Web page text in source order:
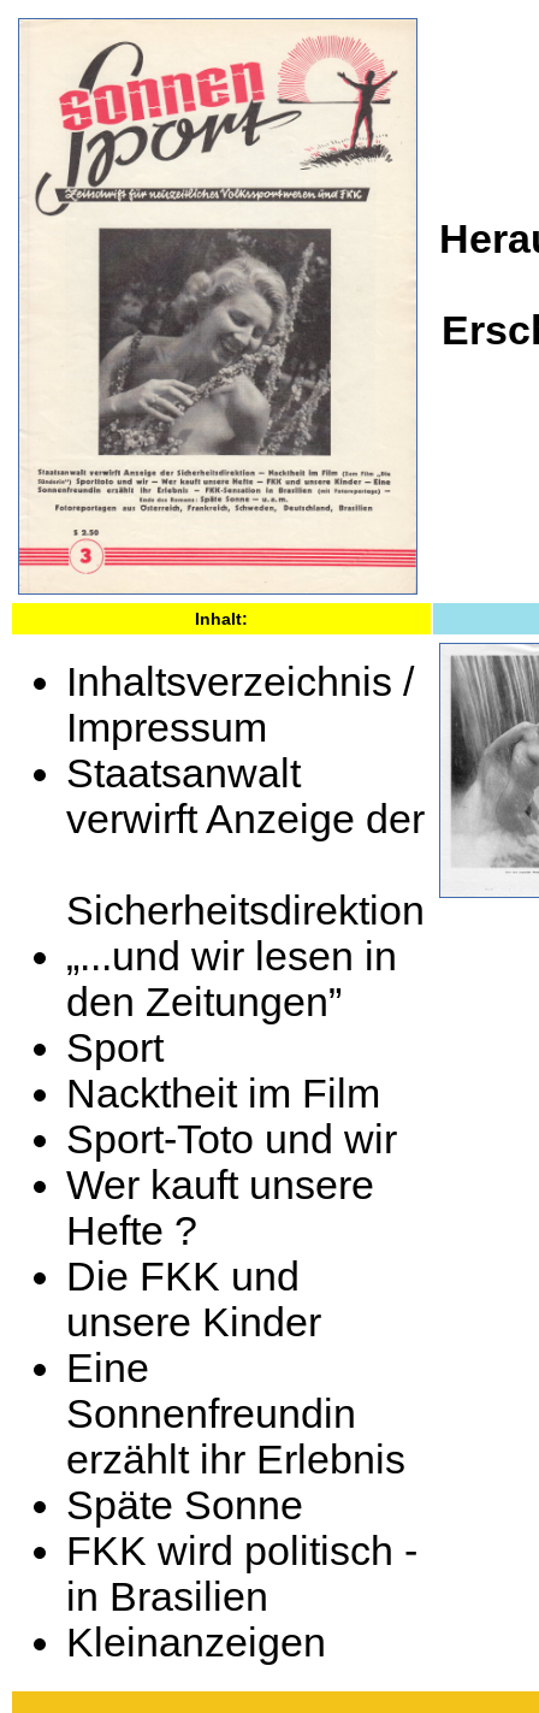
Inhalt:
Inhaltsverzeichnis /
Impressum
Staatsanwalt
verwirft Anzeige der
Sicherheitsdirektion
„...und wir lesen in
den Zeitungen”
Sport
Nacktheit im Film
Sport-Toto und wir
Wer kauft unsere
Hefte ?
Die FKK und
unsere Kinder
Eine
Sonnenfreundin
erzählt ihr Erlebnis
Späte Sonne
FKK wird politisch -
in Brasilien
Kleinanzeigen